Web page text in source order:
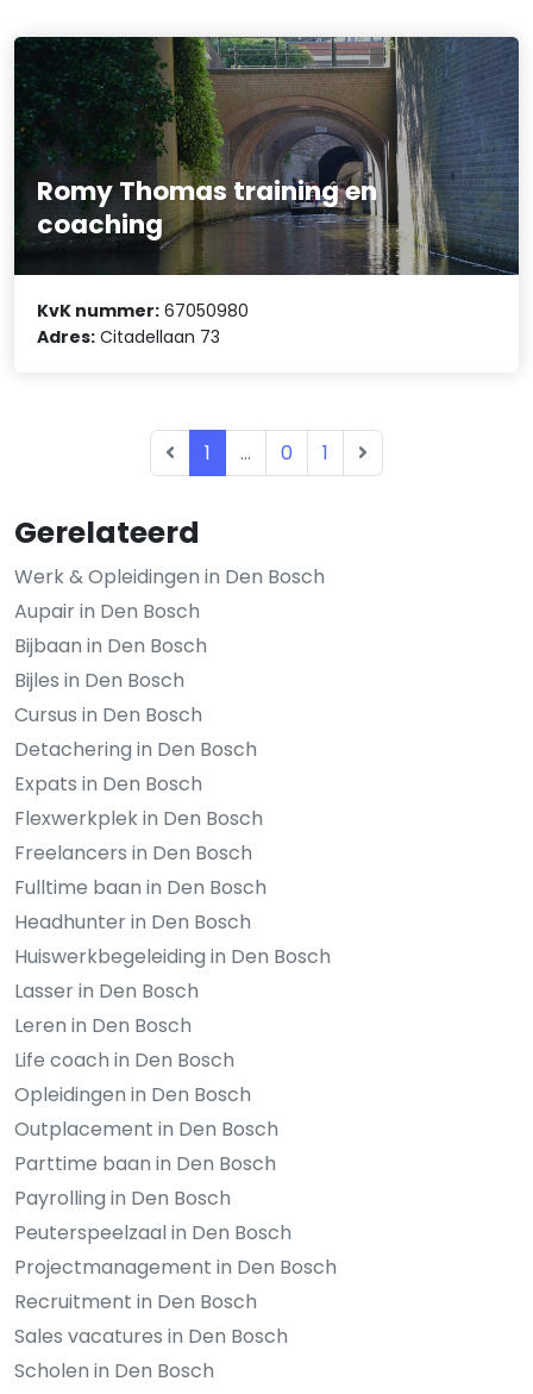
Gerelateerd
Werk & Opleidingen in Den Bosch
Aupair in Den Bosch
Bijbaan in Den Bosch
Bijles in Den Bosch
Cursus in Den Bosch
Detachering in Den Bosch
Expats in Den Bosch
Flexwerkplek in Den Bosch
Freelancers in Den Bosch
Fulltime baan in Den Bosch
Headhunter in Den Bosch
Huiswerkbegeleiding in Den Bosch
Lasser in Den Bosch
Leren in Den Bosch
Life coach in Den Bosch
Opleidingen in Den Bosch
Outplacement in Den Bosch
Parttime baan in Den Bosch
Payrolling in Den Bosch
Peuterspeelzaal in Den Bosch
Projectmanagement in Den Bosch
Recruitment in Den Bosch
Sales vacatures in Den Bosch
Scholen in Den Bosch
Romy Thomas training en
coaching
KvK nummer: 67050980
Adres: Citadellaan 73
1 ... 0 1